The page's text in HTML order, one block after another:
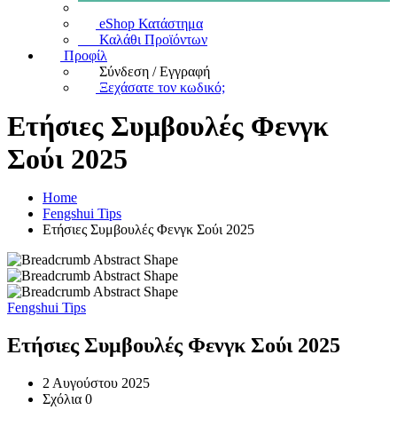
eShop Κατάστημα
Καλάθι Προϊόντων
Προφίλ
Σύνδεση / Εγγραφή
Ξεχάσατε τον κωδικό;
Ετήσιες Συμβουλές Φενγκ
Σούι 2025
Home
Fengshui Tips
Ετήσιες Συμβουλές Φενγκ Σούι 2025
Fengshui Tips
Ετήσιες Συμβουλές Φενγκ Σούι 2025
2 Αυγούστου 2025
Σχόλια 0